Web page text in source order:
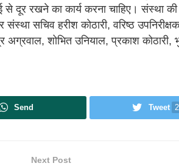
से दूर रखने का कार्य करना चाहिए। संस्था की
सचिव हरीश कोठारी, वरिष्ठ
अग्रवाल, शोभित उनियाल, प्रकाश कोठारी,
Send Tweet
Next Post